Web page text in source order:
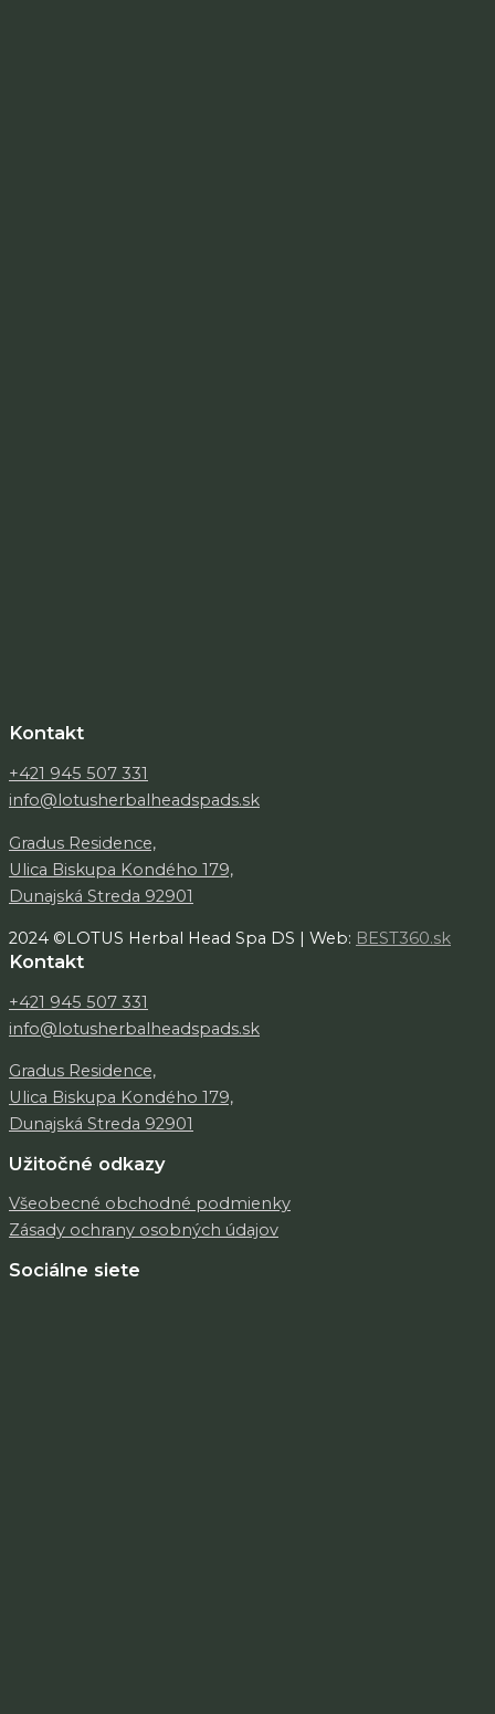
Kontakt
+421 945 507 331
info@lotusherbalheadspads.sk
Gradus Residence,
Ulica Biskupa Kondého 179,
Dunajská Streda 92901
2024 ©LOTUS Herbal Head Spa DS | Web: BEST360.sk
Kontakt
+421 945 507 331
info@lotusherbalheadspads.sk
Gradus Residence,
Ulica Biskupa Kondého 179,
Dunajská Streda 92901
Užitočné odkazy
Všeobecné obchodné podmienky
Zásady ochrany osobných údajov
Sociálne siete